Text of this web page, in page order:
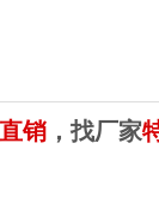
销 ，找厂家
已获取报价方案
已获取报价方案
已获取报价方案